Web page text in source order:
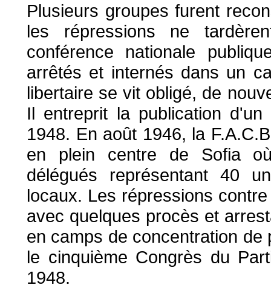
Plusieurs groupes furent
les répressions ne
conférence nationale
arrêtés et internés dans un
libertaire se vit obligé, de
Il entreprit la publication
1948. En août 1946, la
en plein centre de Sofia
délégués représentant 40
locaux. Les répressions
avec quelques procès et
en camps de concentration
le cinquième Congrès du
1948.